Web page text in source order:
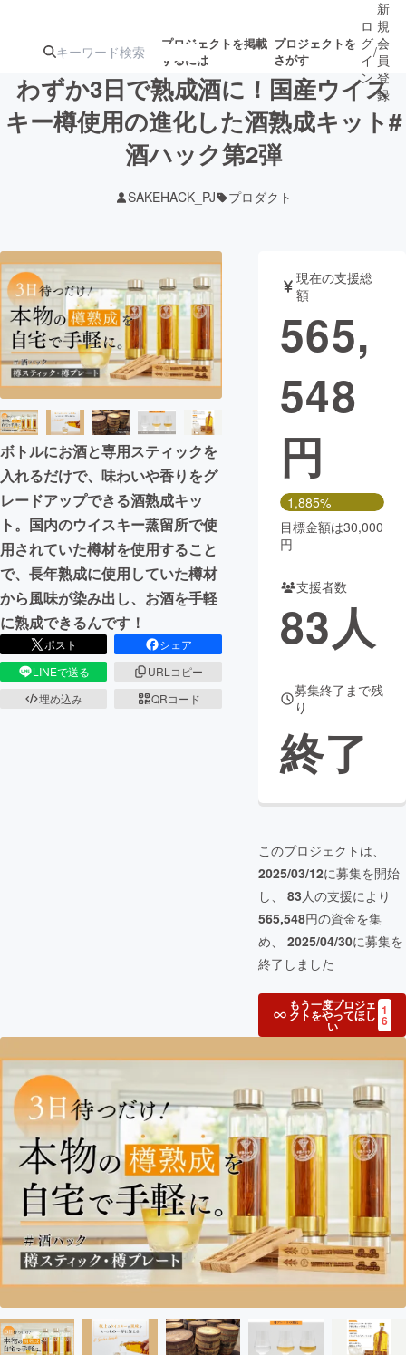
プロジェクトを掲載
するには
プロジェクトを
さがす
注目の新着プロ 募集終了が近いプ
テクノロジー・ガジェット
映像・映画 書籍・雑誌
ビジネス・起業 チャレンジ
まちづくり・地域活性化
CAMPFIRE for Social Good
CAMPFIRE Creation
CAMPFIREふるさと納税machi-ya コミュニティ
ロ
グ
イ
ン
/
新
規
会
員
登
録
わずか3日で熟成酒に！国産ウイス
キー樽使用の進化した酒熟成キット#
酒ハック第2弾
SAKEHACK_PJ プロダクト
ボトルにお酒と専用スティックを
入れるだけで、味わいや香りをグ
レードアップできる酒熟成キッ
ト。国内のウイスキー蒸留所で使
用されていた樽材を使用すること
で、長年熟成に使用していた樽材
から風味が染み出し、お酒を手軽
に熟成できるんです！
ポスト
シェア
LINEで送る
URLコピー
埋め込み
QRコード
現在の支援総
額
565,
548
円
1,885%
目標金額は30,000
円
支援者数
83人
募集終了まで残
り
終了
このプロジェクトは、
2025/03/12に募集を開始
し、 83人の支援により
565,548円の資金を集
め、 2025/04/30に募集を
終了しました
もう一度プロジェ
クトをやってほし
い
1
6